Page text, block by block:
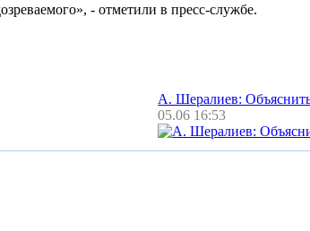
- отметили в пресс-службе.
А. Шералиев:
05.06 16:53